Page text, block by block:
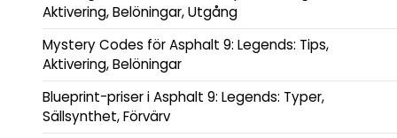
Aktivering, Belöningar, Utgång
Mystery Codes för Asphalt 9: Legends: Tips,
Aktivering, Belöningar
Blueprint-priser i Asphalt 9: Legends: Typer,
Sällsynthet, Förvärv